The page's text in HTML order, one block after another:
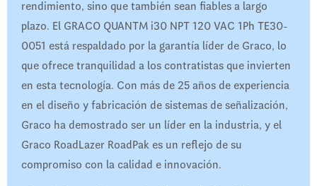
rendimiento, sino que también sean fiables a largo
plazo. El GRACO QUANTM i30 NPT 120 VAC 1Ph TE30-
0051 está respaldado por la garantía líder de Graco, lo
que ofrece tranquilidad a los contratistas que invierten
en esta tecnología. Con más de 25 años de experiencia
en el diseño y fabricación de sistemas de señalización,
Graco ha demostrado ser un líder en la industria, y el
Graco RoadLazer RoadPak es un reflejo de su
compromiso con la calidad e innovación.